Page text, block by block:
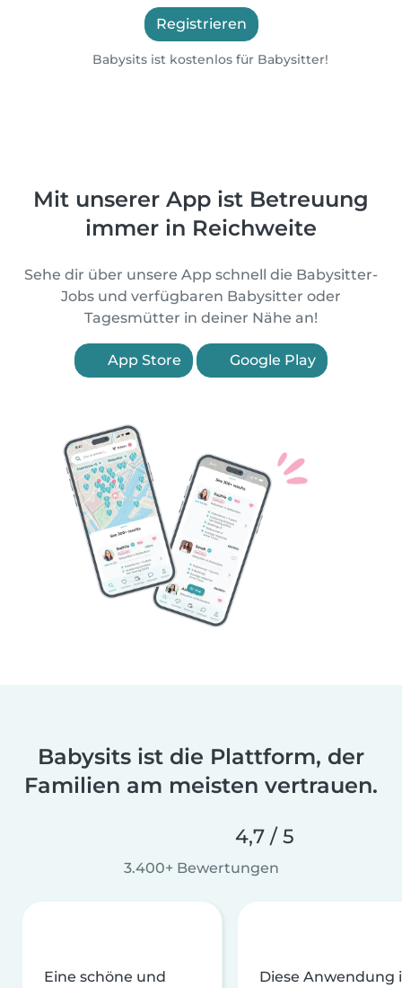
Registrieren
Babysits ist kostenlos für Babysitter!
Mit unserer App ist Betreuung
immer in Reichweite
Sehe dir über unsere App schnell die Babysitter-
Jobs und verfügbaren Babysitter oder
Tagesmütter in deiner Nähe an!
App Store Google Play
Babysits ist die Plattform, der
Familien am meisten vertrauen.
4,7 / 5
3.400+ Bewertungen
Eine schöne und
Diese Anwendung